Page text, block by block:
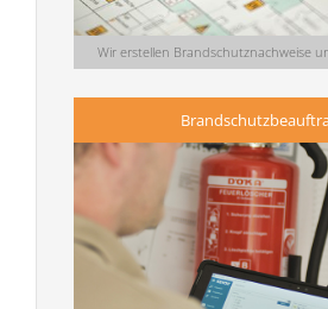
Wir erstellen Brandschutznachweise